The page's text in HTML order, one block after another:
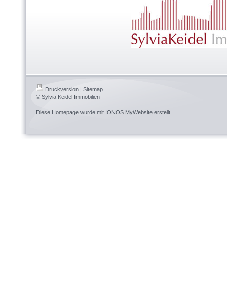
Druckversion | Sitemap
© Sylvia Keidel Immobilien
Diese Homepage wurde mit IONOS MyWebsite erstellt.